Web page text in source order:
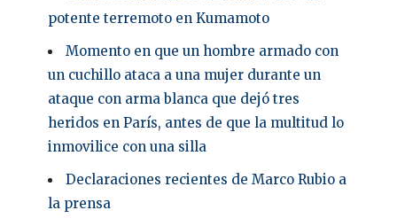
potente terremoto en Kumamoto
Momento en que un hombre armado con
un cuchillo ataca a una mujer durante un
ataque con arma blanca que dejó tres
heridos en París, antes de que la multitud lo
inmovilice con una silla
Declaraciones recientes de Marco Rubio a
la prensa